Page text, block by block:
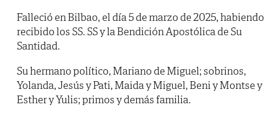
Falleció en Bilbao, el día 5 de marzo de 2025, habiendo
recibido los SS. SS y la Bendición Apostólica de Su
Santidad.
Su hermano político, Mariano de Miguel; sobrinos,
Yolanda, Jesús y Pati, Maida y Miguel, Beni y Montse y
Esther y Yulis; primos y demás familia.